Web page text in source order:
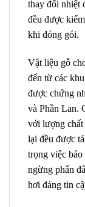
thay đổi nhiệt
đều được
khi đóng gói.
Vật liệu gỗ
đến từ các
được chứng
và Phần Lan.
với lượng chất
lại đều được
trọng việc
ngừng phấn
hơi đáng tin